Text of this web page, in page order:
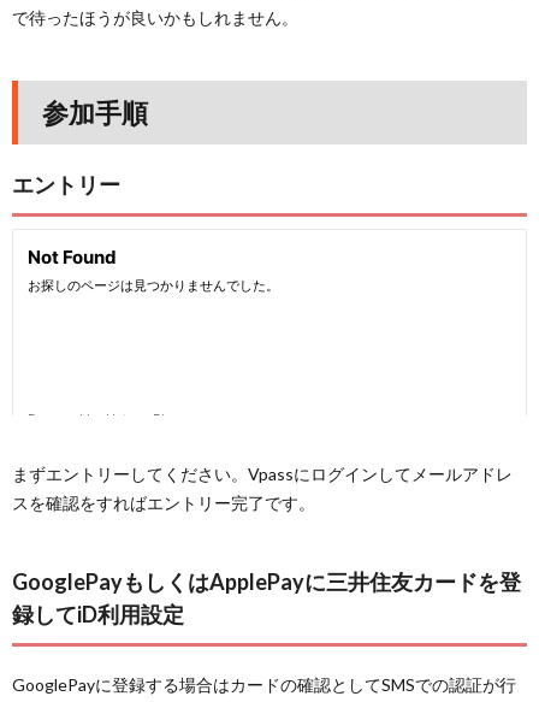
で待ったほうが良いかもしれません。
参加手順
エントリー
まずエントリーしてください。Vpassにログインしてメールアドレ
スを確認をすればエントリー完了です。
GooglePayもしくはApplePayに三井住友カードを登
録してiD利用設定
GooglePayに登録する場合はカードの確認としてSMSでの認証が行